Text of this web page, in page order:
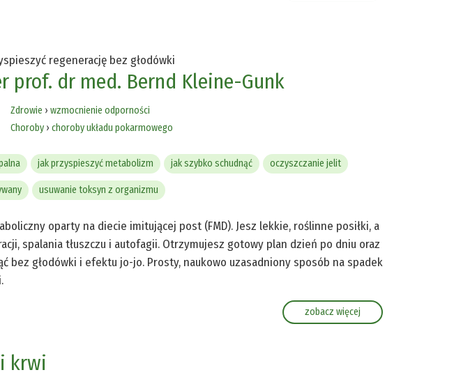
regenerację bez głodówki
prof. dr med. Bernd Kleine-Gunk
Zdrowie › wzmocnienie odporności
Choroby› choroby układu pokarmowego
jak przyspieszyć metabolizm jak szybko schudnąć oczyszczanie jelit
usuwanie toksyn z organizmu
oparty na diecie imitującej post (FMD). Jesz lekkie, roślinne posiłki, a
spalania tłuszczu i autofagii. Otrzymujesz gotowy plan dzień po dniu oraz
bez głodówki i efektu jo-jo. Prosty, naukowo uzasadniony sposób na spadek
zobacz więcej
krwi